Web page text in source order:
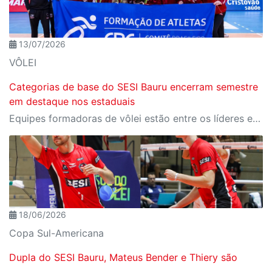
13/07/2026
VÔLEI
Categorias de base do SESI Bauru encerram semestre
em destaque nos estaduais
Equipes formadoras de vôlei estão entre os líderes estaduais e somam convocações para seleções brasileiras
18/06/2026
Copa Sul-Americana
Dupla do SESI Bauru, Mateus Bender e Thiery são